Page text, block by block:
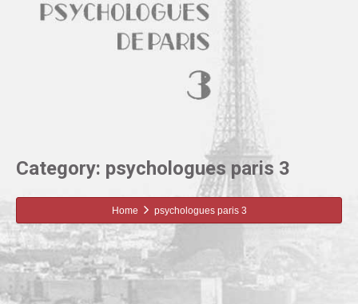
Category: psychologues paris 3
Home psychologues paris 3